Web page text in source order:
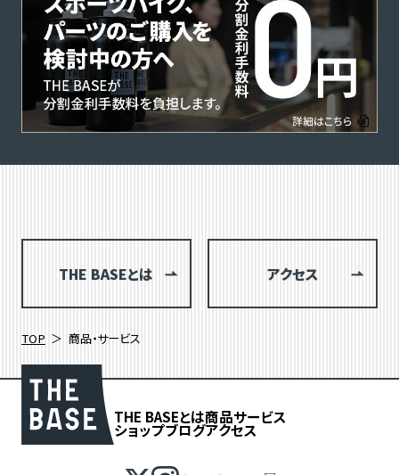
THE BASEとは アクセス
TOP 商品・サービス
THE BASEとは商品サービス
ショップブログアクセス